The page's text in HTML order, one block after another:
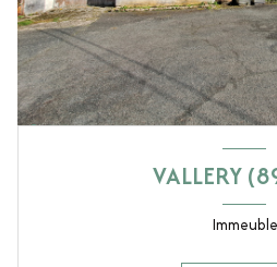
VALLERY
Immeuble